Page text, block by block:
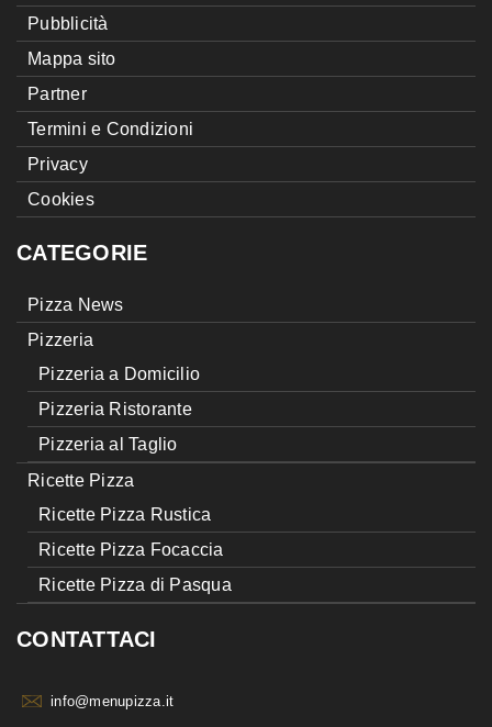
Pubblicità
Mappa sito
Partner
Termini e Condizioni
Privacy
Cookies
CATEGORIE
Pizza News
Pizzeria
Pizzeria a Domicilio
Pizzeria Ristorante
Pizzeria al Taglio
Ricette Pizza
Ricette Pizza Rustica
Ricette Pizza Focaccia
Ricette Pizza di Pasqua
CONTATTACI
info@menupizza.it